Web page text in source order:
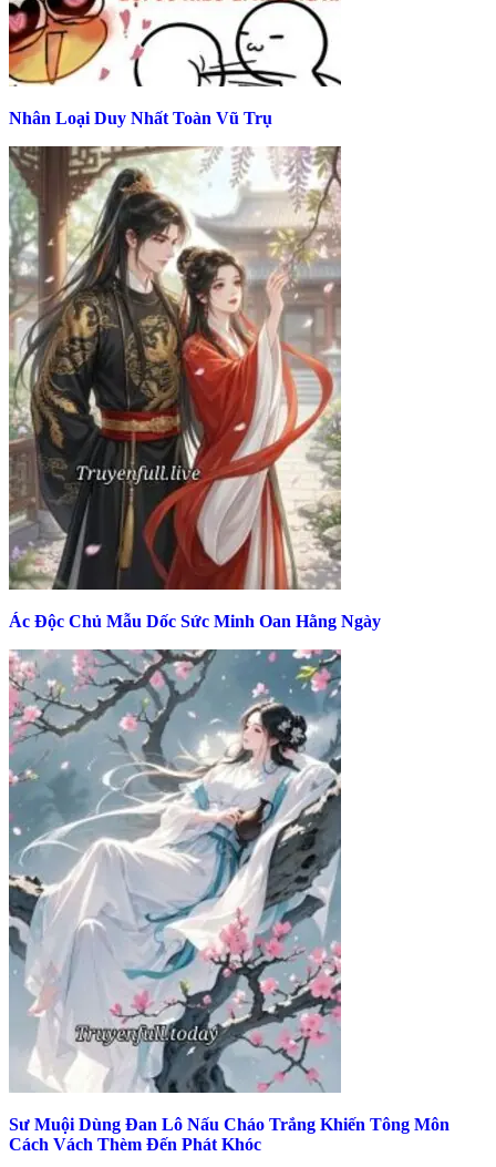
Nhân Loại Duy Nhất Toàn Vũ Trụ
Ác Độc Chủ Mẫu Dốc Sức Minh Oan Hằng Ngày
Sư Muội Dùng Đan Lô Nấu Cháo Trắng Khiến Tông Môn
Cách Vách Thèm Đến Phát Khóc